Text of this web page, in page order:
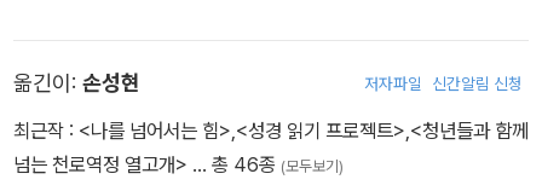
업을 했다. 1888년 스위스 발렌슈타트에서 태어나 목사 집안에서 자
랐다. 바젤에서 신학을 공부하고 마르부르크대학교에서 수학했으며,
종교사회주의 운동에 관여하기도 했다. 1913년부터 1927년까지 로
옮긴이: 손성현 저자파일 신간알림 신청
최근작 : <나를 넘어서는 힘> <성경 읽기 프로젝트> <청년들과 함께
넘는 천로역정 열고개> … 총 46종 (모두보기)